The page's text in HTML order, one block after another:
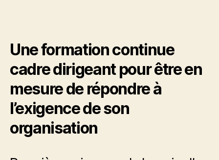
Une formation continue
cadre dirigeant pour être en
mesure de répondre à
l’exigence de son
organisation